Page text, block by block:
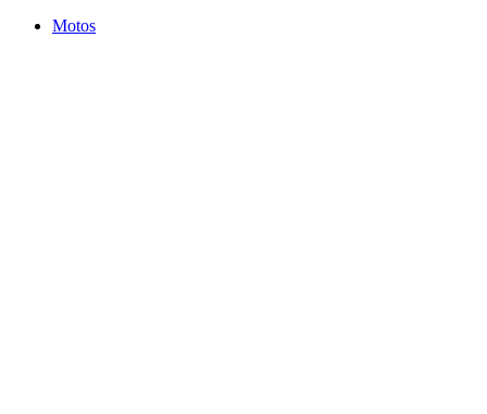
Motos